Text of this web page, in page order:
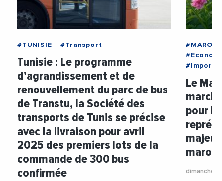
#TUNISIE #Transport
Tunisie : Le programme
d’agrandissement et de
renouvellement du parc de bus
de Transtu, la Société des
transports de Tunis se précise
avec la livraison pour avril
2025 des premiers lots de la
commande de 300 bus
confirmée
#MAROC
Le
pour
dimanche 9